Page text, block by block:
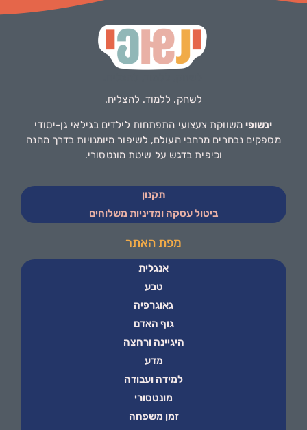
לשחק. ללמוד. להצליח.
ינשופי משווקת צעצועי התפתחות לילדים בגילאי גן-יסודי
מספקים נבחרים מרחבי העולם, לשיפור מיומנויות בדרך מהנה
וכיפית בדגש על שיטת מונטסורי.
תקנון
ביטול עסקה ומדיניות משלוחים
מפת האתר
אנגלית
טבע
גאוגרפיה
גוף האדם
היגיינה ורחצה
מדע
למידה ועבודה
מונטסורי
זמן משפחה